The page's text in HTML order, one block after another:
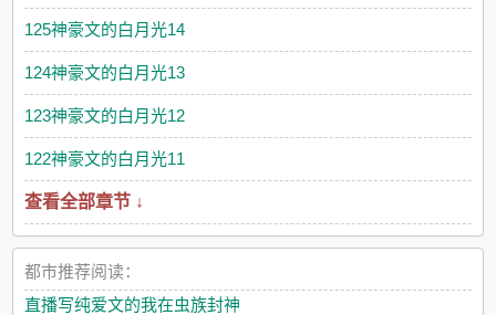
125神豪文的白月光14
124神豪文的白月光13
123神豪文的白月光12
122神豪文的白月光11
查看全部章节 ↓
都市推荐阅读：
直播写纯爱文的我在虫族封神